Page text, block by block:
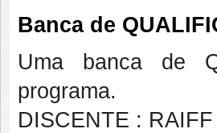
Banca de
Uma banca de
programa.
DISCENTE :